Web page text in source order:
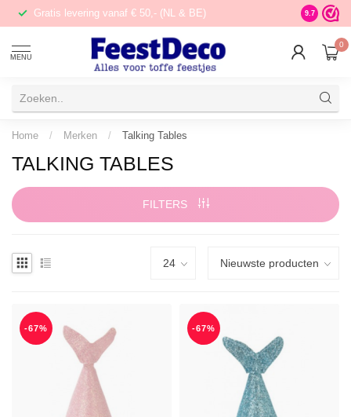
Gratis levering vanaf € 50,- (NL & BE) STORE in
9.7
MENU
0
Home / Merken / Talking Tables
TALKING TABLES
FILTERS
-67% -67%